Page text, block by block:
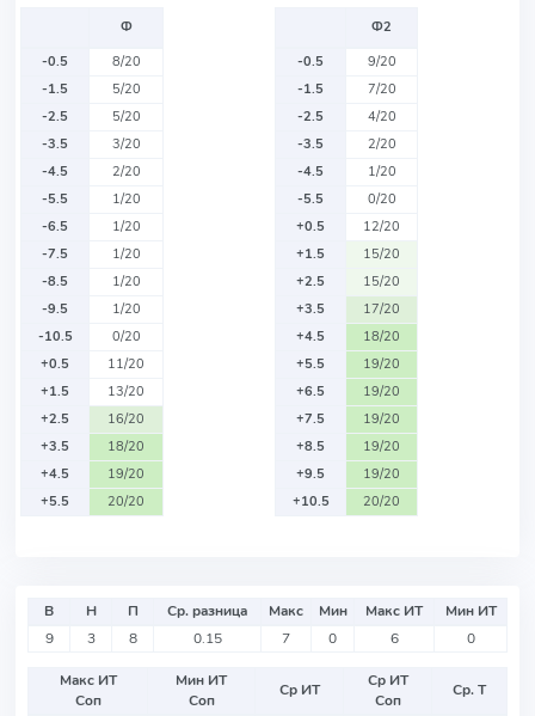
Ф
-0.5
8/20
-1.5
5/20
-2.5
5/20
-3.5
3/20
-4.5
2/20
-5.5
1/20
-6.5
1/20
-7.5
1/20
-8.5
1/20
-9.5
1/20
-10.5
0/20
+0.5
11/20
+1.5
13/20
+2.5
16/20
+3.5
18/20
+4.5
19/20
+5.5
20/20
Ф2
-0.5
9/20
-1.5
7/20
-2.5
4/20
-3.5
2/20
-4.5
1/20
-5.5
0/20
+0.5
12/20
+1.5
15/20
+2.5
15/20
+3.5
17/20
+4.5
18/20
+5.5
19/20
+6.5
19/20
+7.5
19/20
+8.5
19/20
+9.5
19/20
+10.5
20/20
В Н П Ср. разница Макс Мин Макс ИТ
Мин ИТ
9
3 8 0.15 7 0 6 0
Макс ИТ
Соп
Мин ИТ
Соп
Ср ИТ
Ср ИТ
Соп
Ср. Т